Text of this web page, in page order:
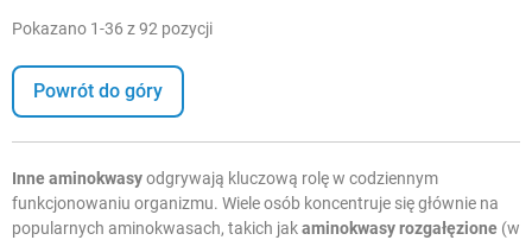
Pokazano 1-36 z 92 pozycji
Powrót do góry
Inne aminokwasyodgrywają kluczową rolę w codziennym
funkcjonowaniu organizmu. Wiele osób koncentruje się głównie na
popularnych aminokwasach, takich jakaminokwasy rozgałęzione (w